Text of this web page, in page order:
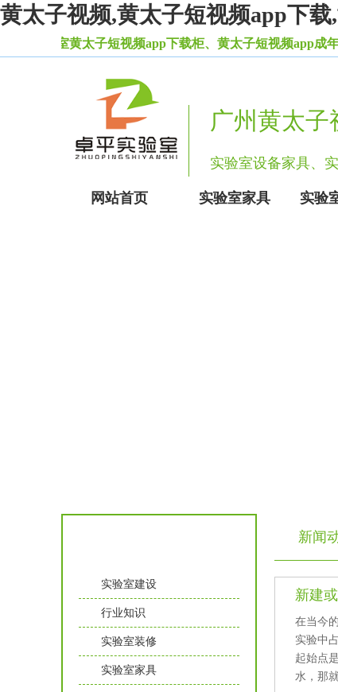
黄太子视频,黄太子短视频app下
黄太子短视频app下载柜、黄太子短视频app成年人免费
广州黄太子
实验室设备家具
网站首页 实验室家具 实验
实验室建设
行业知识
实验室装修
实验室家具
新闻
新建或
在当今
实验中占
起始点是
水，